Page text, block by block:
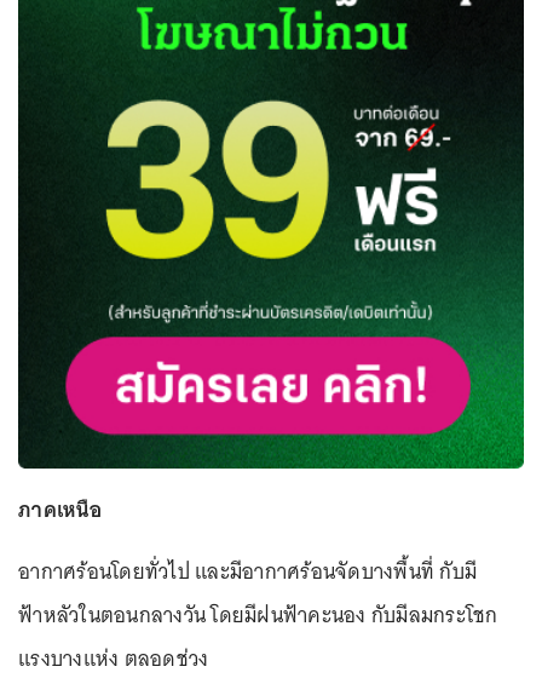
ภาคเหนือ
อากาศร้อนโดยทั่วไป และมีอากาศร้อนจัดบางพื้นที่ กับมี
ฟ้าหลัวในตอนกลางวัน โดยมีฝนฟ้าคะนอง กับมีลมกระโชก
แรงบางแห่ง ตลอดช่วง